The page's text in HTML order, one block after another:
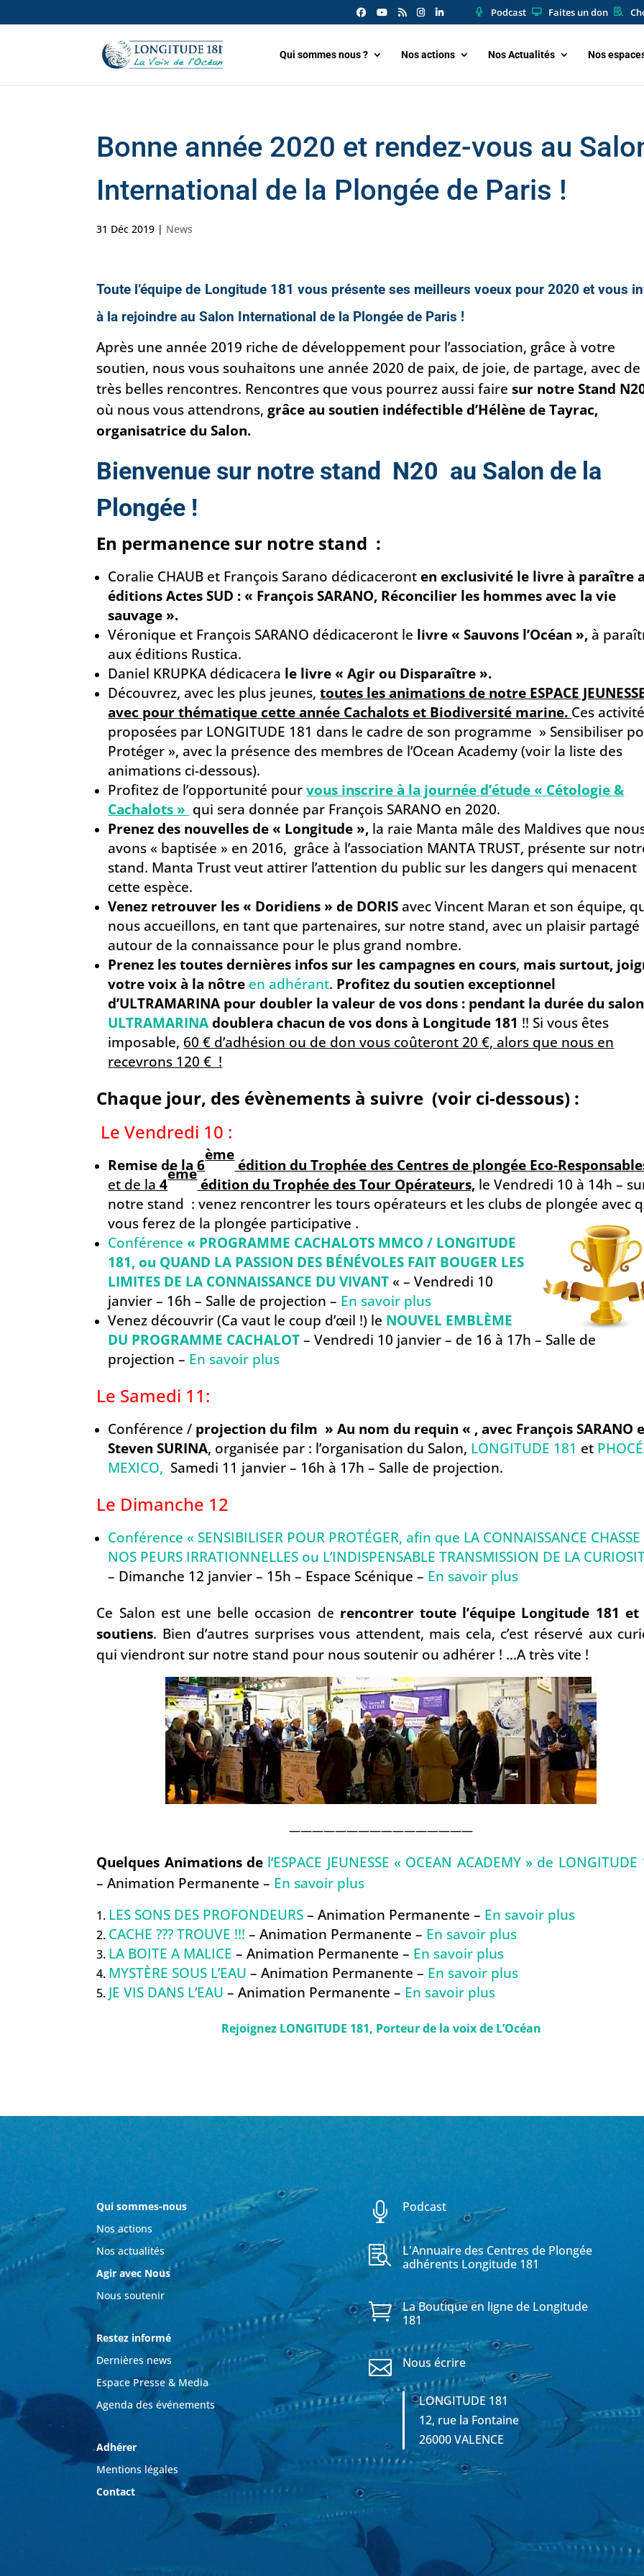
Podcast Faites un don
Qui sommes nous ? Nos actions Nos Actualités Nos
Bonne année 2020 et rendez-vous au
International de la Plongée de Paris !
31 Déc 2019 | News
Toute l’équipe de Longitude 181 vous présente ses meilleurs voeux pour 2020 et vous
à la rejoindre auSalon International de la Plongée de Paris !
Après une année 2019 riche de développement pour l’association, grâce à votre
soutien, nous vous souhaitons une année 2020 de paix, de joie, de partage, avec de
très belles rencontres. Rencontres que vous pourrez aussi fairesur notre Stand
où nous vous attendrons,grâce au soutien indéfectible d’Hélène de Tayrac,
organisatrice du Salon.
Bienvenue sur notre stand N20 au Salon de la
Plongée !
En permanence sur notre stand :
Coralie CHAUB et François Sarano dédicaceront en exclusivité le livre à paraître
éditions Actes SUD : « François SARANO, Réconcilier les hommes avec la vie
sauvage ».
Véronique et François SARANO dédicaceront le livre « Sauvons l’Océan », à
aux éditions Rustica.
Daniel KRUPKA dédicacera le livre « Agir ou Disparaître ».
Découvrez, avec les plus jeunes,toutes les animations de notre ESPACE
avec pour thématique cette année Cachalots et Biodiversité marine. Ces
proposées par LONGITUDE 181 dans le cadre de son programme » Sensibiliser
Protéger », avec la présence des membres de l’Ocean Academy (voir la liste des
animations ci-dessous).
Profitez de l’opportunité pourvous inscrire à la journée d’étude « Cétologie &
Cachalots » qui sera donnée par François SARANO en 2020.
Prenez des nouvelles de « Longitude », la raie Manta mâle des Maldives que
avons « baptisée » en 2016, grâce à l’association MANTA TRUST, présente sur
stand. Manta Trust veut attirer l’attention du public sur les dangers qui menacent
cette espèce.
Venez retrouver les « Doridiens » de DORIS avec Vincent Maran et son équipe,
nous accueillons, en tant que partenaires, sur notre stand, avec un plaisir partagé
autour de la connaissance pour le plus grand nombre.
Prenez les toutes dernières infos sur les campagnes en cours, mais surtout,
votre voix à la nôtre en adhérant. Profitez du soutien exceptionnel
d’ULTRAMARINA pour doubler la valeur de vos dons : pendant la durée du
ULTRAMARINAdoublera chacun de vos dons à Longitude 181 !! Si vous êtes
imposable, 60 € d’adhésion ou de don vous coûteront 20 €, alors que nous en
recevrons 120 € !
Chaque jour, des évènements à suivre (voir ci-dessous) :
Le Vendredi 10 :
Remise de la6
ème
édition du Trophée des Centres de plongée Eco-
et de la 4
ème
édition du Trophée des Tour Opérateurs, le Vendredi 10 à 14h –
notre stand : venez rencontrer les tours opérateurs et les clubs de plongée avec
vous ferez de la plongée participative .
Conférence« PROGRAMME CACHALOTS MMCO / LONGITUDE
181, ou QUAND LA PASSION DES BÉNÉVOLES FAIT BOUGER LES
LIMITES DE LA CONNAISSANCE DU VIVANT « – Vendredi 10
janvier – 16h – Salle de projection – En savoir plus
Venez découvrir (Ca vaut le coup d’œil !) le NOUVEL EMBLÈME
DU PROGRAMME CACHALOT – Vendredi 10 janvier – de 16 à 17h – Salle de
projection – En savoir plus
Le Samedi 11:
Conférence / projection du film » Au nom du requin « , avec François SARANO
Steven SURINA, organisée par : l’organisation du Salon, LONGITUDE 181 et
MEXICO, Samedi 11 janvier – 16h à 17h – Salle de projection.
Le Dimanche 12
Conférence « SENSIBILISER POUR PROTÉGER, afin que LA CONNAISSANCE CHASSE
NOS PEURS IRRATIONNELLES ou L’INDISPENSABLE TRANSMISSION DE LA
– Dimanche 12 janvier – 15h – Espace Scénique – En savoir plus
Ce Salon est une belle occasion de rencontrer toute l’équipe Longitude 181 et
soutiens. Bien d’autres surprises vous attendent, mais cela, c’est réservé aux
qui viendront sur notre stand pour nous soutenir ou adhérer ! …Atrès vite !
————————————————
Quelques Animations de l’ESPACE JEUNESSE « OCEAN ACADEMY » de LONGITUDE
– Animation Permanente – En savoir plus
LES SONS DES PROFONDEURS – Animation Permanente – En savoir plus
CACHE ??? TROUVE !!! – Animation Permanente – En savoir plus
LA BOITE A MALICE – Animation Permanente – En savoir plus
MYSTÈRE SOUS L’EAU – Animation Permanente – En savoir plus
JE VIS DANS L’EAU – Animation Permanente – En savoir plus
Rejoignez LONGITUDE 181, Porteur de la voix de L’Océan
Qui sommes-nous
Nos actions
Nos actualités
Agir avec Nous
Nous soutenir
Restez informé
Dernières news
Espace Presse & Media
Agenda des événements
Adhérer
Mentions légales
Contact
 Podcast

L'Annuaire des Centres de Plongée
adhérents Longitude 181

La Boutique en ligne de Longitude
181
 Nous écrire
LONGITUDE 181
12, rue la Fontaine
26000 VALENCE